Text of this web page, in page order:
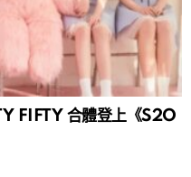
FIFTY 合體登上《S2O